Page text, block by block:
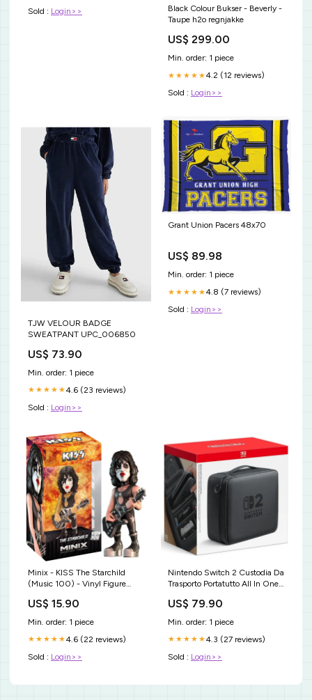
Sold : Login>>
Black Colour Bukser - Beverly -
Taupe h2o regnjakke
US$ 299.00
Min. order: 1 piece
★★★★★4.2 (12 reviews)
Sold : Login>>
TJW VELOUR BADGE
SWEATPANT UPC_006850
US$ 73.90
Min. order: 1 piece
★★★★★4.6 (23 reviews)
Sold : Login>>
Grant Union Pacers 48x70
US$ 89.98
Min. order: 1 piece
★★★★★4.8 (7 reviews)
Sold : Login>>
Minix - KISS The Starchild
(Music 100) - Vinyl Figure
Plastica Fluorescente
US$ 15.90
Min. order: 1 piece
★★★★★4.6 (22 reviews)
Sold : Login>>
Nintendo Switch 2 Custodia Da
Trasporto Portatutto All In One
JUSTICE LEAGUE - (207)
VINYL FIGURE 9CM
US$ 79.90
Min. order: 1 piece
★★★★★4.3 (27 reviews)
Sold : Login>>